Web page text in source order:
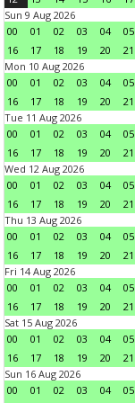
Sun 9 Aug 2026
00
01 02 03 04 05
16
17 18 19 20 21
Mon 10 Aug 2026
00
01 02 03 04 05
16
17 18 19 20 21
Tue 11 Aug 2026
00
01 02 03 04 05
16
17 18 19 20 21
Wed 12 Aug 2026
00
01 02 03 04 05
16
17 18 19 20 21
Thu 13 Aug 2026
00
01 02 03 04 05
16
17 18 19 20 21
Fri 14 Aug 2026
00
01 02 03 04 05
16
17 18 19 20 21
Sat 15 Aug 2026
00
01 02 03 04 05
16
17 18 19 20 21
Sun 16 Aug 2026
00
01 02 03 04 05